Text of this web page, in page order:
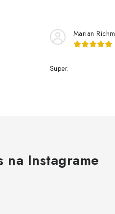
Marian
Super.
na Instagrame